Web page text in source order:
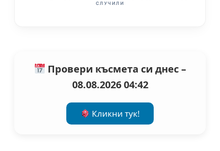
СЛУЧИЛИ
Провери късмета си днес –
08.08.2026 04:42
Кликни тук!